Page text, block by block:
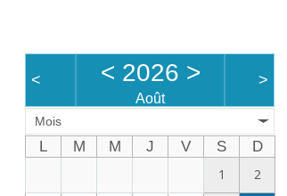
< < 2026 >
Août
>
Mois
L M M J V S
D
1
2